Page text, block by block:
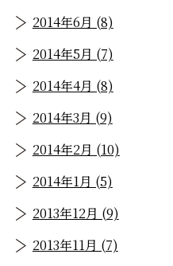
2014年6月 (8)
2014年5月 (7)
2014年4月 (8)
2014年3月 (9)
2014年2月 (10)
2014年1月 (5)
2013年12月 (9)
2013年11月 (7)